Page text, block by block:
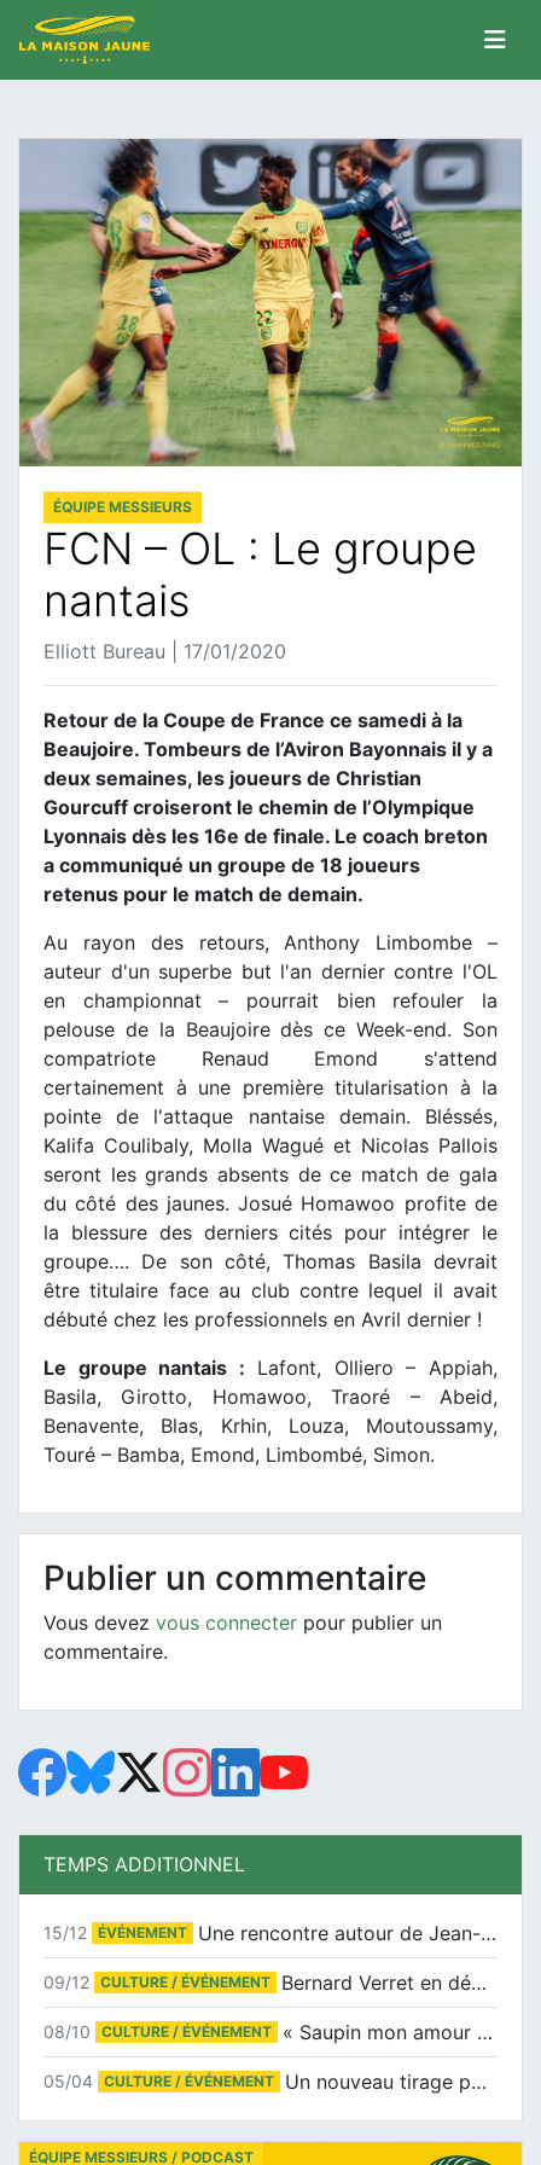
ÉQUIPE MESSIEURS
FCN – OL : Le groupe
nantais
Elliott Bureau | 17/01/2020
Retour de la Coupe de France ce samedi à la
Beaujoire. Tombeurs de l’Aviron Bayonnais il y a
deux semaines, les joueurs de Christian
Gourcuff croiseront le chemin de l’Olympique
Lyonnais dès les 16e de finale. Le coach breton
a communiqué un groupe de 18 joueurs
retenus pour le match de demain.
Au rayon des retours, Anthony Limbombe –
auteur d'un superbe but l'an dernier contre l'OL
en championnat – pourrait bien refouler la
pelouse de la Beaujoire dès ce Week-end. Son
compatriote Renaud Emond s'attend
certainement à une première titularisation à la
pointe de l'attaque nantaise demain. Bléssés,
Kalifa Coulibaly, Molla Wagué et Nicolas Pallois
seront les grands absents de ce match de gala
du côté des jaunes. Josué Homawoo profite de
la blessure des derniers cités pour intégrer le
groupe…. De son côté, Thomas Basila devrait
être titulaire face au club contre lequel il avait
débuté chez les professionnels en Avril dernier !
Le groupe nantais : Lafont, Olliero – Appiah,
Basila, Girotto, Homawoo, Traoré – Abeid,
Benavente, Blas, Krhin, Louza, Moutoussamy,
Touré – Bamba, Emond, Limbombé, Simon.
Publier un commentaire
Vous devez vous connecter pour publier un
commentaire.
TEMPS ADDITIONNEL
15/12 ÉVÉNEMENT Une rencontre autour de Jean-Claude Suaudeau
09/12 CULTURE / ÉVÉNEMENT Bernard Verret en dédicaces le samedi 13 décembre à l’Espace Culturel Atlantis
08/10 CULTURE / ÉVÉNEMENT « Saupin mon amour » au salon du livre de Trentemoult
05/04 CULTURE / ÉVÉNEMENT Un nouveau tirage pour le Docu-BD
ÉQUIPE MESSIEURS / PODCAST